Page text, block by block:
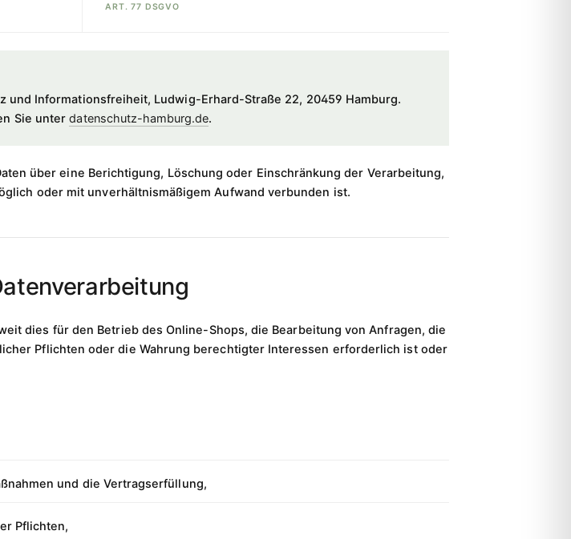
ART. 77 DSGVO
und Informationsfreiheit, Ludwig-Erhard-Straße 22, 20459 Hamburg.
Sie unterdatenschutz-hamburg.de.
über eine Berichtigung, Löschung oder Einschränkung der Verarbeitung,
oder mit unverhältnismäßigem Aufwand verbunden ist.
dies für den Betrieb des Online-Shops, die Bearbeitung von Anfragen, die
Pflichten oder die Wahrung berechtigter Interessen erforderlich ist oder
und die Vertragserfüllung,
Pflichten,